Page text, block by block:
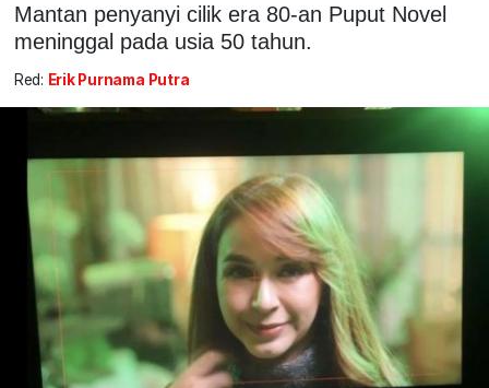
Mantan penyanyi cilik era 80-an Puput Novel
meninggal pada usia 50 tahun.
Red: Erik Purnama Putra